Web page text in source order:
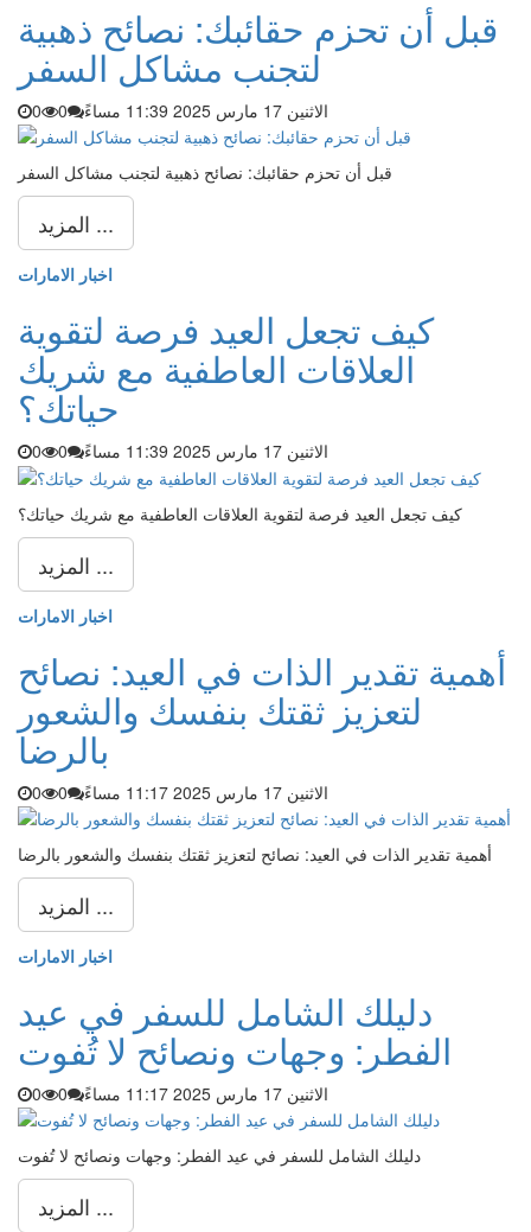
قبل أن تحزم حقائبك: نصائح ذهبية
لتجنب مشاكل السفر
الاثنين 17 مارس 2025 11:39 مساءً 0
0
قبل أن تحزم حقائبك: نصائح ذهبية لتجنب مشاكل السفر
المزيد ...
اخبار الامارات
كيف تجعل العيد فرصة لتقوية
العلاقات العاطفية مع شريك
حياتك؟
الاثنين 17 مارس 2025 11:39 مساءً 0
0
كيف تجعل العيد فرصة لتقوية العلاقات العاطفية مع شريك حياتك؟
المزيد ...
اخبار الامارات
أهمية تقدير الذات في العيد: نصائح
لتعزيز ثقتك بنفسك والشعور
بالرضا
الاثنين 17 مارس 2025 11:17 مساءً 0
0
أهمية تقدير الذات في العيد: نصائح لتعزيز ثقتك بنفسك والشعور بالرضا
المزيد ...
اخبار الامارات
دليلك الشامل للسفر في عيد
الفطر: وجهات ونصائح لا تُفوت
الاثنين 17 مارس 2025 11:17 مساءً 0
0
دليلك الشامل للسفر في عيد الفطر: وجهات ونصائح لا تُفوت
المزيد ...